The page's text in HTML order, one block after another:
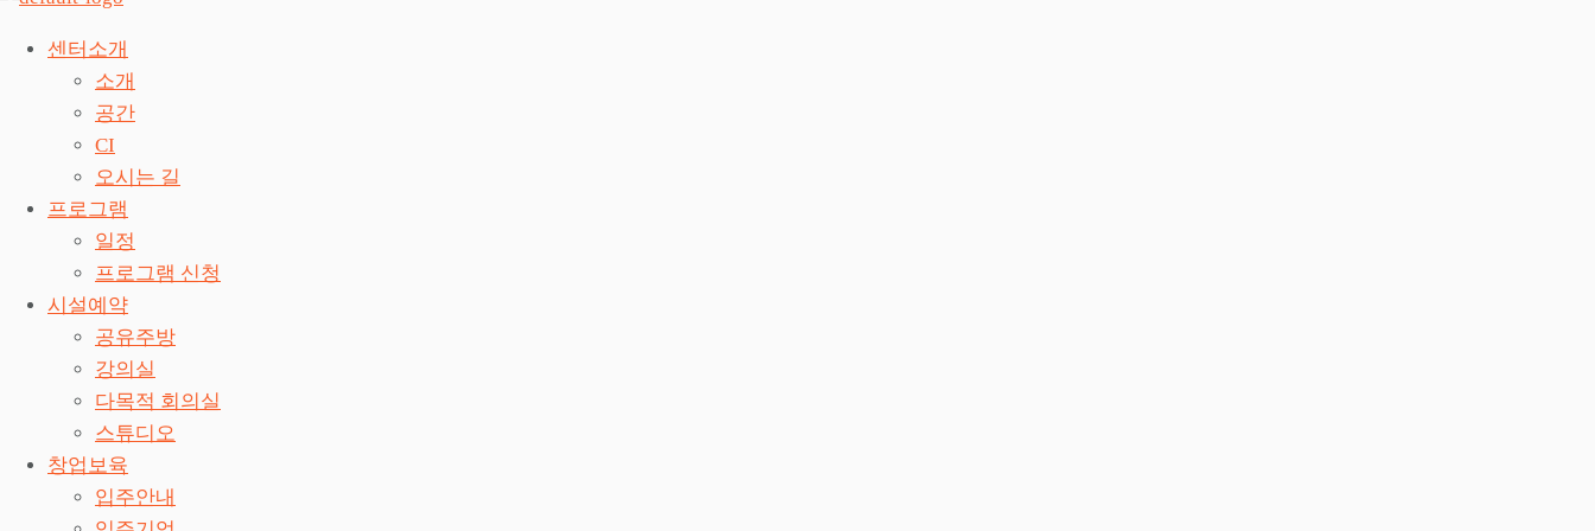
센터소개
소개
공간
CI
오시는 길
프로그램
일정
프로그램 신청
시설예약
공유주방
강의실
다목적 회의실
스튜디오
창업보육
입주안내